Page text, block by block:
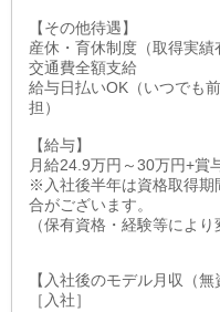
【その他待遇】
産休・育休制度（取得実績
交通費全額支給
給与日払いOK（いつでも
担）
【給与】
月給24.9万円～30万円+賞
※入社後半年は資格取得期
合がございます。
（保有資格・経験等により
【入社後のモデル月収（
［入社］